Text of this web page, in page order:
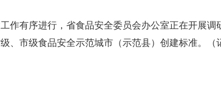
作有序进行，省食品安全委员会办公室正在开展调
、市级食品安全示范城市（示范县）创建标准。（